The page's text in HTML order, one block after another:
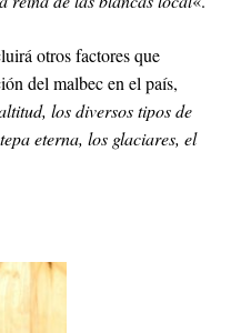
otros factores que
del malbec en el país,
los diversos tipos de
eterna, los glaciares, el